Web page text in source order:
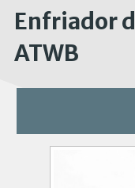
are
here
Enfriador
ATWB